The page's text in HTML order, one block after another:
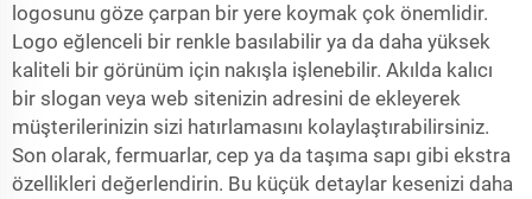
logosunu göze çarpan bir yere koymak çok önemlidir.
Logo eğlenceli bir renkle basılabilir ya da daha yüksek
kaliteli bir görünüm için nakışla işlenebilir. Akılda kalıcı
bir slogan veya web sitenizin adresini de ekleyerek
müşterilerinizin sizi hatırlamasını kolaylaştırabilirsiniz.
Son olarak, fermuarlar, cep ya da taşıma sapı gibi ekstra
özellikleri değerlendirin. Bu küçük detaylar kesenizi daha